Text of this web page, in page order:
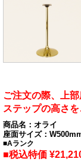
ご注文の際、上
ステップの高さを
商品名：オライ
座面サイズ：
■Aランク
■税込特価